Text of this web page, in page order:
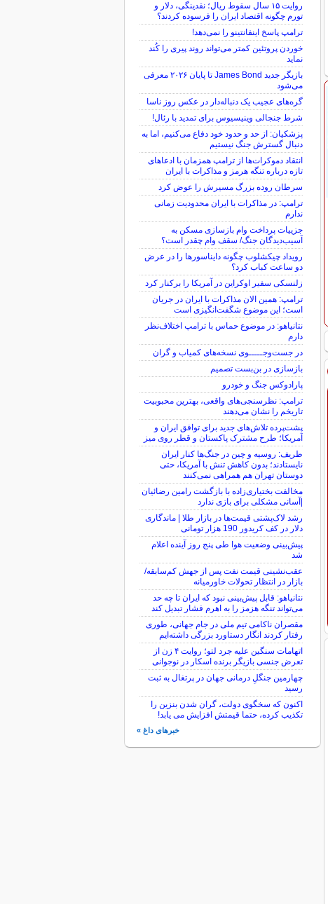
روایت ۱۵ سال سقوط ریال؛ نقدینگی، دلار و
تورم چگونه اقتصاد ایران را فرسوده کردند؟
ترامپ پاسخ اینفانتینو را نمی‌دهد!
خوردن پروتئین کمتر می‌تواند روند پیری را کُند
نماید
بازیگر جدید James Bond تا پایان ۲۰۲۶ معرفی
می‌شود
گره‌های عجیب یک دنباله‌دار در عکس روز ناسا
شرط جنجالی وینیسیوس برای تمدید با رئال!
پزشکیان: از حد و حدود خود دفاع می‌کنیم، اما به
دنبال گسترش جنگ نیستیم
انتقاد دموکرات‌ها از ترامپ همزمان با ادعاهای
تازه درباره تنگه هرمز و مذاکرات با ایران
سرطان روده بزرگ مسیرش را عوض کرد
ترامپ: در مذاکرات با ایران محدودیت زمانی
ندارم
جزییات پرداخت وام بازسازی مسکن به
آسیب‌دیدگان جنگ/ سقف وام چقدر است؟
رویداد چیکشلوب چگونه دایناسورها را در عرض
دو ساعت کباب کرد؟
زلنسکی سفیر اوکراین در آمریکا را برکنار کرد
ترامپ: همین الان مذاکرات با ایران در جریان
است؛ این موضوع شگفت‌انگیزی است
نتانیاهو: در موضوع حماس با ترامپ اختلاف‌نظر
دارم
در جست‌وجـــــوی نسخه‌های کمیاب و گران
بازسازی در بن‌بست تصمیم
پارادوکس جنگ و خودرو
ترامپ: نظرسنجی‌های واقعی، بهترین محبوبیت
تاریخم را نشان می‌دهند
پشت‌پرده تلاش‌های جدید برای توافق ایران و
آمریکا؛ طرح مشترک پاکستان و قطر روی میز
ظریف: روسیه و چین در جنگ‌ها کنار ایران
نایستادند؛ بدون کاهش تنش با آمریکا، حتی
دوستان تهران هم همراهی نمی‌کنند
مخالفت بختیاری‌زاده با بازگشت رامین رضائیان
|آسانی مشکلی برای بازی ندارد
رشد لاک‌پشتی قیمت‌ها در بازار طلا | ماندگاری
دلار در کف کریدور 190 هزار تومانی
پیش‌بینی وضعیت هوا طی پنج روز آینده اعلام
شد
عقب‌نشینی قیمت نفت پس از جهش کم‌سابقه/
بازار در انتظار تحولات خاورمیانه
نتانیاهو: قابل پیش‌بینی نبود که ایران تا چه حد
می‌تواند تنگه هزمز را به اهرم فشار تبدیل کند
مقصران ناکامی تیم ملی در جام جهانی، طوری
رفتار کردند انگار دستاورد بزرگی داشته‌ایم
اتهامات سنگین علیه جرد لتو؛ روایت ۴ زن از
تعرض جنسی بازیگر برنده اسکار در نوجوانی
چهارمین جنگلِ درمانی جهان در پرتغال به ثبت
رسید
اکنون که سخگوی دولت، گران شدن بنزین را
تکذیب کرده، حتما قیمتش افزایش می یابد!
خبرهای داغ »